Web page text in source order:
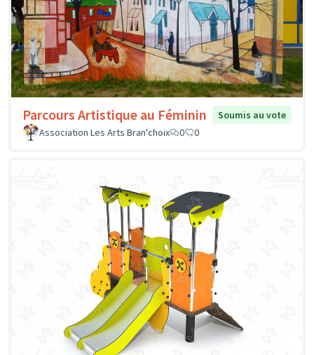
Parcours Artistique au Féminin
Soumis au vote
Association Les Arts Bran'choix
0 0